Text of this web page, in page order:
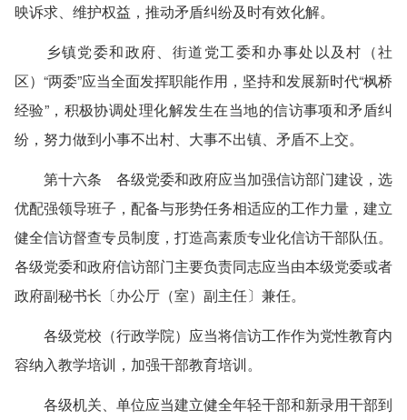
映诉求、维护权益，推动矛盾纠纷及时有效化解。
乡镇党委和政府、街道党工委和办事处以及村（社
区）“两委”应当全面发挥职能作用，坚持和发展新时代“枫桥
经验”，积极协调处理化解发生在当地的信访事项和矛盾纠
纷，努力做到小事不出村、大事不出镇、矛盾不上交。
第十六条 各级党委和政府应当加强信访部门建设，选
优配强领导班子，配备与形势任务相适应的工作力量，建立
健全信访督查专员制度，打造高素质专业化信访干部队伍。
各级党委和政府信访部门主要负责同志应当由本级党委或者
政府副秘书长〔办公厅（室）副主任〕兼任。
各级党校（行政学院）应当将信访工作作为党性教育内
容纳入教学培训，加强干部教育培训。
各级机关、单位应当建立健全年轻干部和新录用干部到